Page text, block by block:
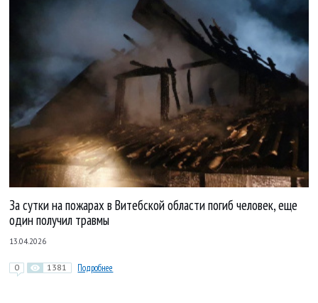
За сутки на пожарах в Витебской области погиб человек, еще
один получил травмы
13.04.2026
0 1381 Подробнее